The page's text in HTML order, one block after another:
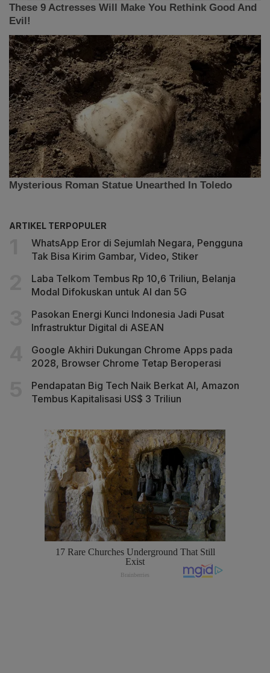
ARTIKEL TERPOPULER
WhatsApp Eror di Sejumlah Negara, Pengguna
Tak Bisa Kirim Gambar, Video, Stiker
Laba Telkom Tembus Rp 10,6 Triliun, Belanja
Modal Difokuskan untuk AI dan 5G
Pasokan Energi Kunci Indonesia Jadi Pusat
Infrastruktur Digital di ASEAN
Google Akhiri Dukungan Chrome Apps pada
2028, Browser Chrome Tetap Beroperasi
Pendapatan Big Tech Naik Berkat AI, Amazon
Tembus Kapitalisasi US$ 3 Triliun